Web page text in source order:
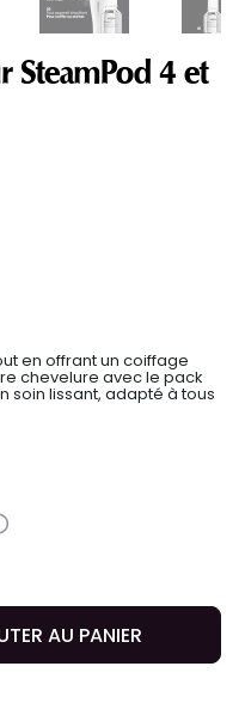
SteamPod 4 et
en offrant un coiffage
chevelure avec le pack
soin lissant, adapté à tous
AU PANIER